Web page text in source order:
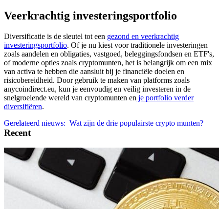
Veerkrachtig investeringsportfolio
Diversificatie is de sleutel tot een gezond en veerkrachtig
investeringsportfolio. Of je nu kiest voor traditionele investeringen
zoals aandelen en obligaties, vastgoed, beleggingsfondsen en ETF's,
of moderne opties zoals cryptomunten, het is belangrijk om een mix
van activa te hebben die aansluit bij je financiële doelen en
risicobereidheid. Door gebruik te maken van platforms zoals
anycoindirect.eu, kun je eenvoudig en veilig investeren in de
snelgroeiende wereld van cryptomunten en je portfolio verder
diversifiëren.
Gerelateerd nieuws: Wat zijn de drie populairste crypto munten?
Recent